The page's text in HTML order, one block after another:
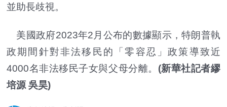
並助長歧視。
美國政府2023年2月公布的數據顯示，特朗普執
政期間針對非法移民的「零容忍」政策導致近
4000名非法移民子女與父母分離。 (新華社記者繆
培源 吳昊)